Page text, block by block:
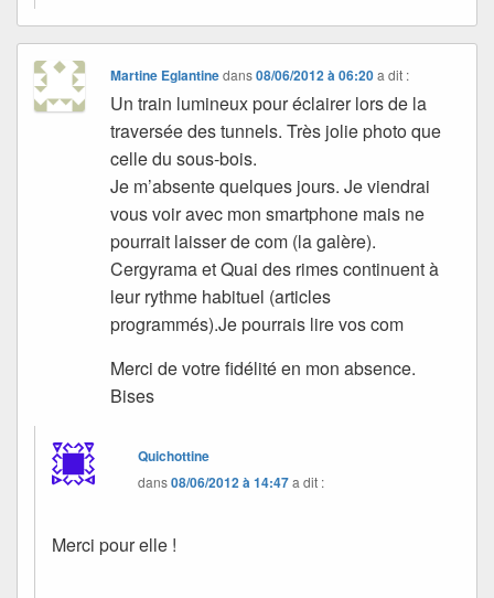
Martine Eglantinedans08/06/2012 à 06:20 a dit :
Un train lumineux pour éclairer lors de la
traversée des tunnels. Très jolie photo que
celle du sous-bois.
Je m’absente quelques jours. Je viendrai
vous voir avec mon smartphone mais ne
pourrait laisser de com (la galère).
Cergyrama et Quai des rimes continuent à
leur rythme habituel (articles
programmés).Je pourrais lire vos com
Merci de votre fidélité en mon absence.
Bises
Quichottine
dans08/06/2012 à 14:47a dit :
Merci pour elle !